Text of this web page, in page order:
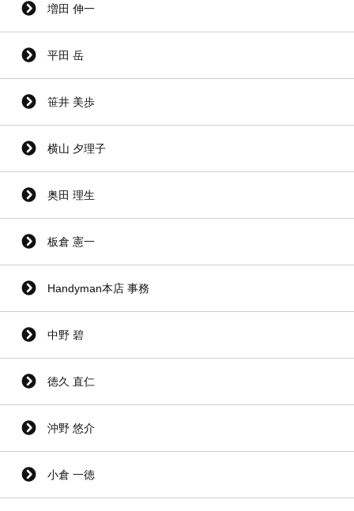
増田 伸一
平田 岳
笹井 美歩
横山 夕理子
奥田 理生
板倉 憲一
Handyman本店 事務
中野 碧
徳久 直仁
沖野 悠介
小倉 一徳